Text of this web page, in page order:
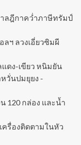
ลฎีกาคว่ำภาษีทรัมป์
ลฯ ลวงเอี่ยวซิมผี
ดง-เขียว หนิมยัน
วั่นปมยุยง -
120 กล่อง และน้ำ
ครื่องติดตามในหัว